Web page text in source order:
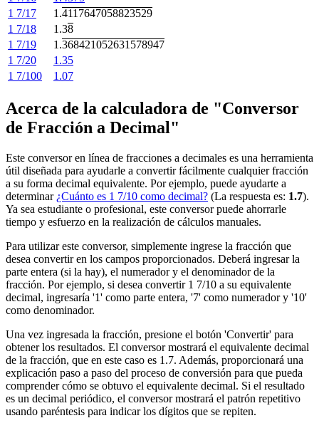
1 7/17
1.4117647058823529
1 7/18
1.38
1 7/19
1.368421052631578947
1 7/20
1.35
1 7/100
1.07
Acerca de la calculadora de "Conversor
de Fracción a Decimal"
Este conversor en línea de fracciones a decimales es una herramienta
útil diseñada para ayudarle a convertir fácilmente cualquier fracción
a su forma decimal equivalente. Por ejemplo, puede ayudarte a
determinar ¿Cuánto es 1 7/10 como decimal? (La respuesta es: 1.7).
Ya sea estudiante o profesional, este conversor puede ahorrarle
tiempo y esfuerzo en la realización de cálculos manuales.
Para utilizar este conversor, simplemente ingrese la fracción que
desea convertir en los campos proporcionados. Deberá ingresar la
parte entera (si la hay), el numerador y el denominador de la
fracción. Por ejemplo, si desea convertir 1 7/10 a su equivalente
decimal, ingresaría '1' como parte entera, '7' como numerador y '10'
como denominador.
Una vez ingresada la fracción, presione el botón 'Convertir' para
obtener los resultados. El conversor mostrará el equivalente decimal
de la fracción, que en este caso es 1.7. Además, proporcionará una
explicación paso a paso del proceso de conversión para que pueda
comprender cómo se obtuvo el equivalente decimal. Si el resultado
es un decimal periódico, el conversor mostrará el patrón repetitivo
usando paréntesis para indicar los dígitos que se repiten.